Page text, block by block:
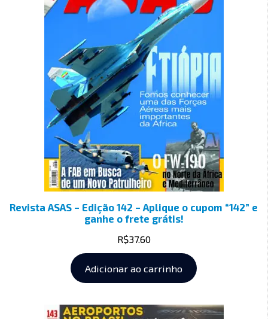
Revista ASAS – Edição 142 – Aplique o cupom “142” e
ganhe o frete grátis!
R$37.60
Adicionar ao carrinho